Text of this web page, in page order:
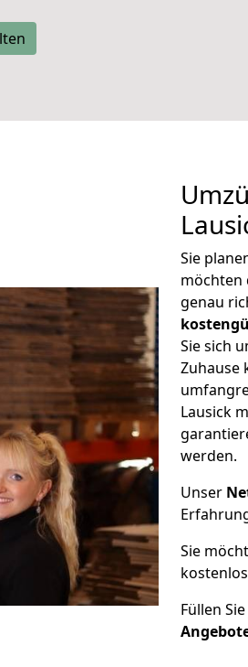
Sie
möchten
genau
Sie sich
Zuhause
Lausick
werden.
Unser
Sie
Füllen